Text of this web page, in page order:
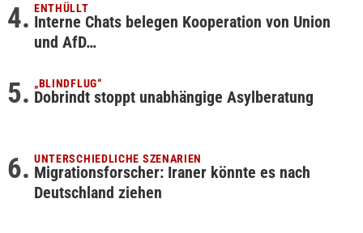
ENTHÜLLT
Interne Chats belegen Kooperation von Union
und AfD…
„BLINDFLUG“
Dobrindt stoppt unabhängige Asylberatung
UNTERSCHIEDLICHE SZENARIEN
Migrationsforscher: Iraner könnte es nach
Deutschland ziehen